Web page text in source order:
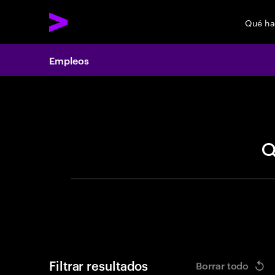
Qué
Empleos
Filtrar resultados Borrar todo